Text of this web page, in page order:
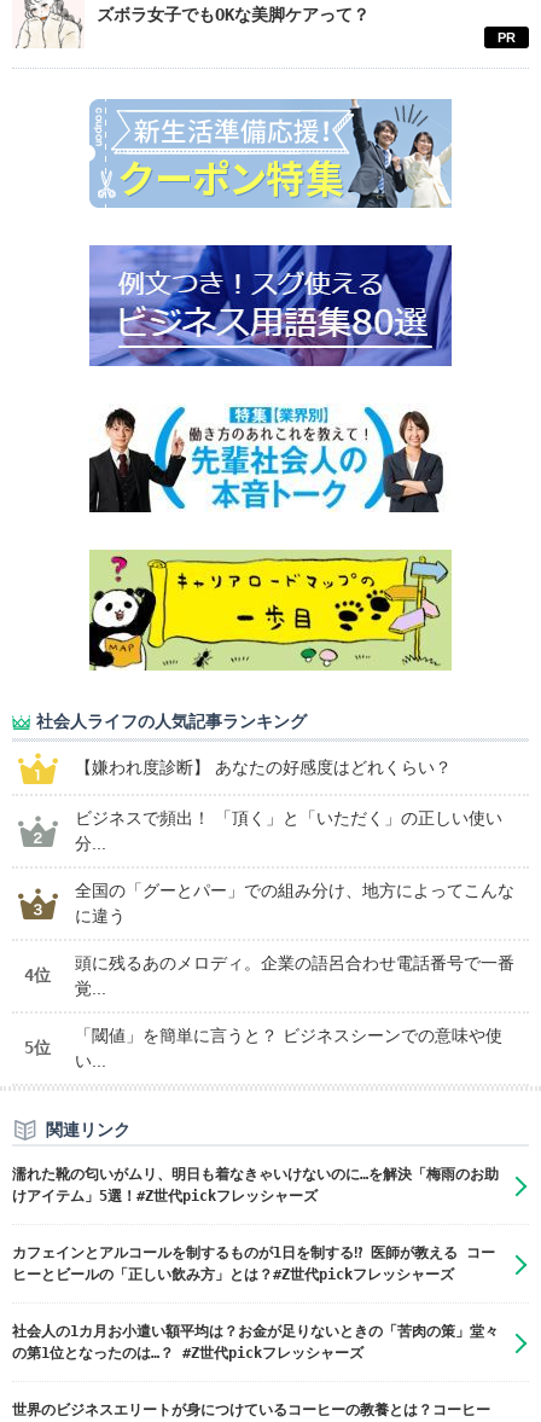
ズボラ女子でもOKな美脚ケアって？
PR
社会人ライフの人気記事ランキング
【嫌われ度診断】 あなたの好感度はどれくらい？
ビジネスで頻出！ 「頂く」と「いただく」の正しい使い
分...
全国の「グーとパー」での組み分け、地方によってこんな
に違う
4位
頭に残るあのメロディ。企業の語呂合わせ電話番号で一番
覚...
5位
「閾値」を簡単に言うと？ ビジネスシーンでの意味や使
い...
関連リンク
濡れた靴の匂いがムリ、明日も着なきゃいけないのに…を解決「梅雨のお助
けアイテム」5選！#Z世代pickフレッシャーズ
カフェインとアルコールを制するものが1日を制する⁉ 医師が教える コー
ヒーとビールの「正しい飲み方」とは？#Z世代pickフレッシャーズ
社会人の1カ月お小遣い額平均は？お金が足りないときの「苦肉の策」堂々
の第1位となったのは…？ #Z世代pickフレッシャーズ
世界のビジネスエリートが身につけているコーヒーの教養とは？コーヒー